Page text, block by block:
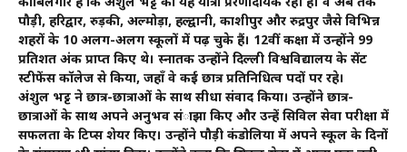
पौड़ी, हरिद्वार, रुड़की, अल्मोड़ा, हल्द्वानी, काशीपुर और रुद्रपुर जैसे विभिन्न
शहरों के 10 अलग-अलग स्कूलों में पढ़ चुके हैं। 12वीं कक्षा में उन्होंने 99
प्रतिशत अंक प्राप्त किए थे। स्नातक उन्होंने दिल्ली विश्वविद्यालय के सेंट
स्टीफेंस कॉलेज से किया, जहाँ वे कई छात्र प्रतिनिधित्व पदों पर रहे।
अंशुल भट्ट ने छात्र-छात्राओं के साथ सीधा संवाद किया। उन्होंने छात्र-
छात्राओं के साथ अपने अनुभव संाझा किए और उन्हें सिविल सेवा परीक्षा में
सफलता के टिप्स शेयर किए। उन्होंने पौड़ी कंडोलिया में अपने स्कूल के दिनों